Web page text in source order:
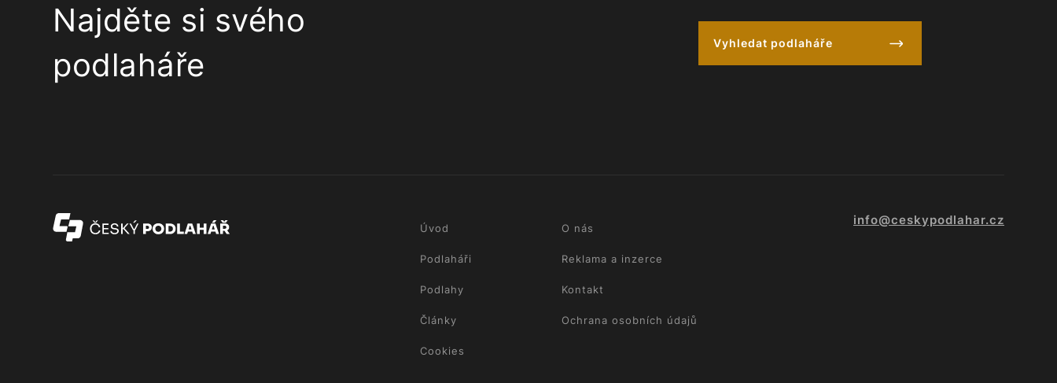
Najděte si svého
podlaháře
Vyhledat podlaháře
Úvod O nás
Podlaháři Reklama a inzerce
Podlahy Kontakt
Články Ochrana osobních údajů
Cookies
info@ceskypodlahar.cz